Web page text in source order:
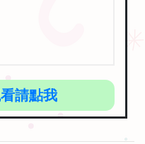
請點我